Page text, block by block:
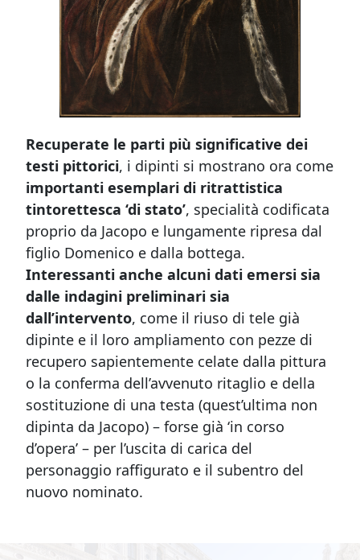
Recuperate le parti più significative dei
testi pittorici, i dipinti si mostrano ora come
importanti esemplari di ritrattistica
tintorettesca ‘di stato’, specialità codificata
proprio da Jacopo e lungamente ripresa dal
figlio Domenico e dalla bottega.
Interessanti anche alcuni dati emersi sia
dalle indagini preliminari sia
dall’intervento, come il riuso di tele già
dipinte e il loro ampliamento con pezze di
recupero sapientemente celate dalla pittura
o la conferma dell’avvenuto ritaglio e della
sostituzione di una testa (quest’ultima non
dipinta da Jacopo) – forse già ‘in corso
d’opera’ – per l’uscita di carica del
personaggio raffigurato e il subentro del
nuovo nominato.